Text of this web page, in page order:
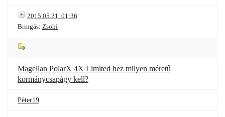
2015.05.21. 01:36
Bringás: Zsohi
Magellan PolarX 4X Limited hez milyen méretű
kormánycsapágy kell?
Péter19